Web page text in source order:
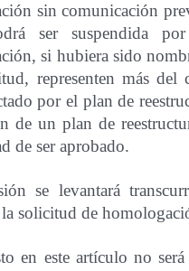
sin comunicación
ser suspendida
si hubiera sido
representen más
por el plan de
de un plan de
de ser aprobado.
se levantará
la solicitud de
en este artículo no